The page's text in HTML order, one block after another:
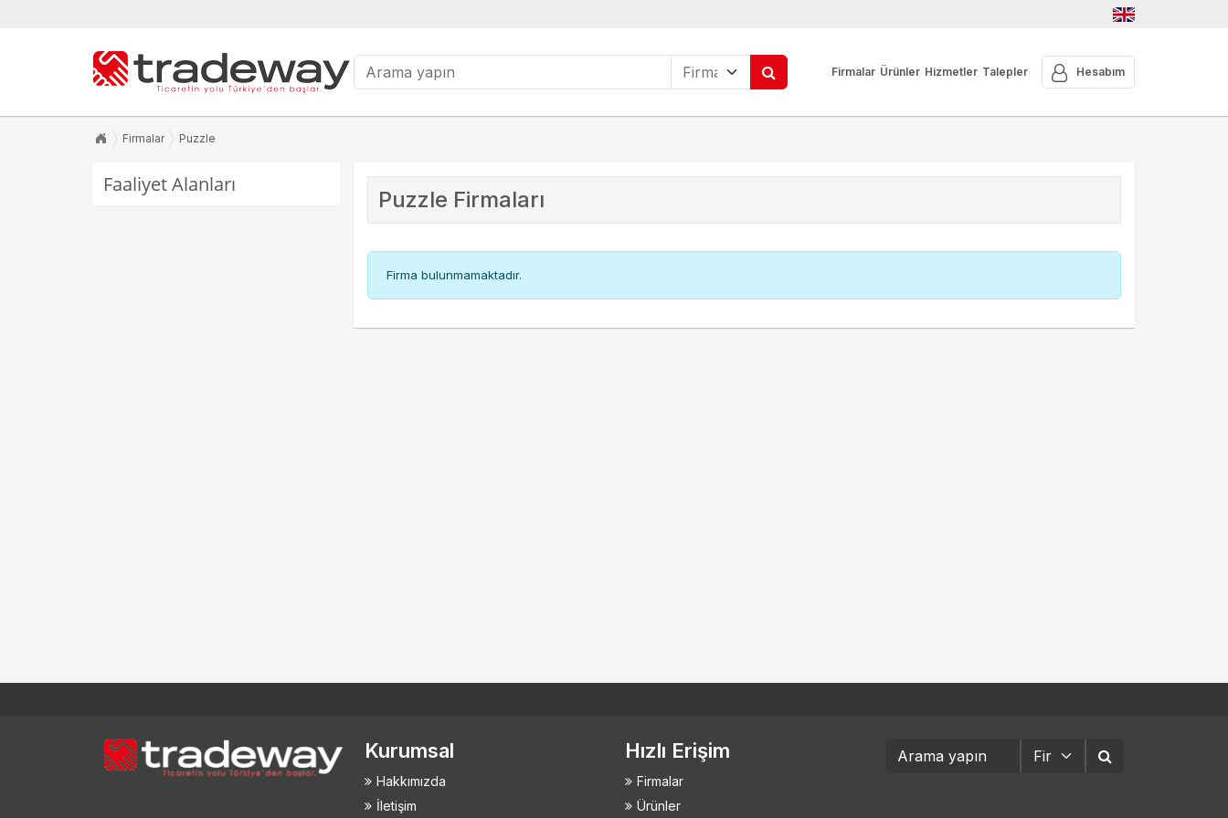
Firmalar Ürünler Hizmetler Talepler Hesabım
Firmalar Puzzle
Puzzle Firmaları
Firma bulunmamaktadır.
Faaliyet Alanları
Kurumsal
Hakkımızda
İletişim
Hızlı Erişim
Firmalar
Ürünler